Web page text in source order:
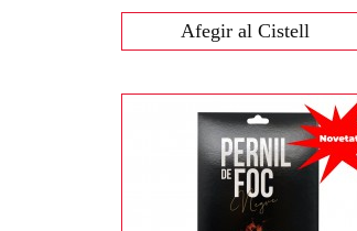
Afegir al Cistell